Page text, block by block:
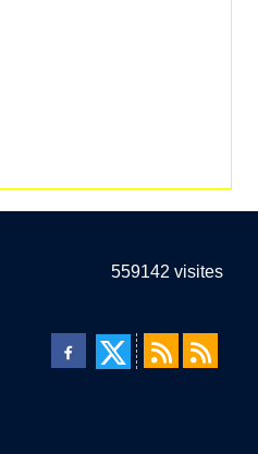
559142 visites